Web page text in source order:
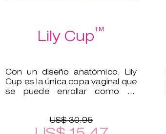
Lily Cup™
Con un diseño anatómico, Lily
Cup es la única copa vaginal que
se puede enrollar como un
US$ 30.95